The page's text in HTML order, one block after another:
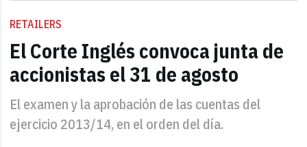
RETAILERS
El Corte Inglés convoca junta de
accionistas el 31 de agosto
El examen y la aprobación de las cuentas del
ejercicio 2013/14, en el orden del día.